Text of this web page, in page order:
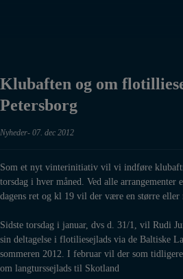
Klubaften og om
Petersborg
Nyheder 07. dec 2012
Som et nyt vinterinitiativ vil vi indføre
torsdag i hver måned. Ved alle arrangementer
dagens ret og kl 19 vil der være en større
Sidste torsdag i januar, dvs d. 31/1, vil Rudi
sin deltagelse i flotiliesejlads via de Baltiske
sommeren 2012. I februar vil der som
om langturssejlads til Skotland